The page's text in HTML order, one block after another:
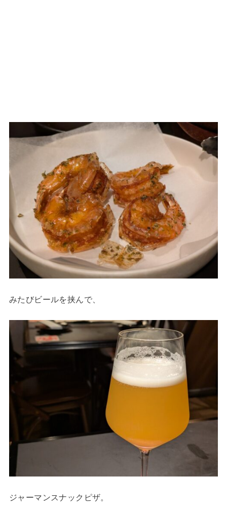
みたびビールを挟んで、
ジャーマンスナックピザ。